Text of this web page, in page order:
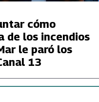
cómo
de los incendios
le paró los
13